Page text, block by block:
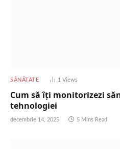
SĂNĂTATE 1Views
Cum să îți monitorizezi
tehnologiei
decembrie 14, 2025 5 Mins Read